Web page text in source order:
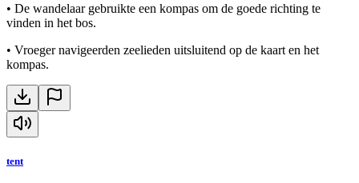
• De wandelaar gebruikte een kompas om de goede richting te
vinden in het bos.
• Vroeger navigeerden zeelieden uitsluitend op de kaart en het
kompas.
tent